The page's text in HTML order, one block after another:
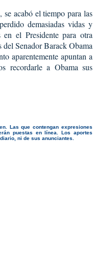
acabó el tiempo para las
demasiadas vidas y
en el Presidente para otra
Senador Barack Obama
aparentemente apuntan a
recordarle a Obama sus
Las que contengan expresiones
puestas en línea. Los aportes
ni de sus anunciantes.